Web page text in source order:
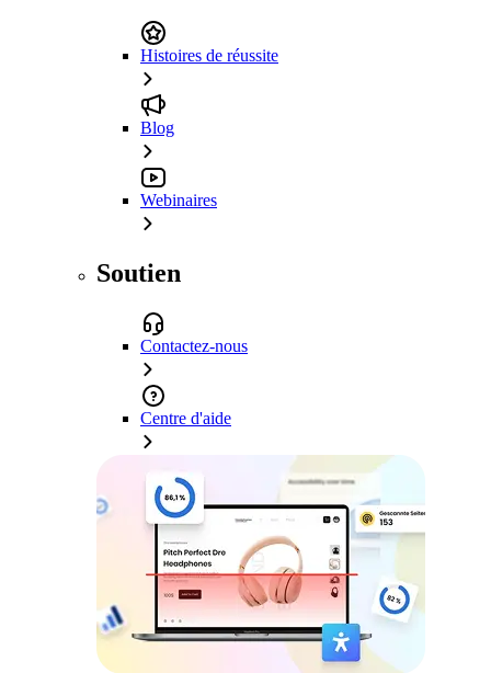
Histoires de réussite
Blog
Webinaires
Soutien
Contactez-nous
Centre d'aide